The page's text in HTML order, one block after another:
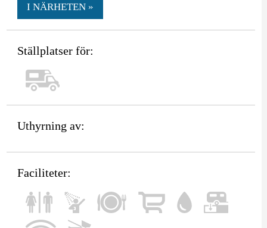
I NÄRHETEN »
Ställplatser för:
Uthyrning av:
Faciliteter: